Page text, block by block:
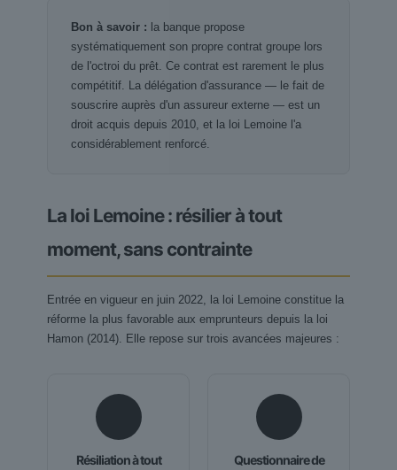
Bon à savoir : la banque propose
systématiquement son propre contrat groupe lors
de l'octroi du prêt. Ce contrat est rarement le plus
compétitif. La délégation d'assurance — le fait de
souscrire auprès d'un assureur externe — est un
droit acquis depuis 2010, et la loi Lemoine l'a
considérablement renforcé.
La loi Lemoine : résilier à tout
moment, sans contrainte
Entrée en vigueur en juin 2022, la loi Lemoine constitue la
réforme la plus favorable aux emprunteurs depuis la loi
Hamon (2014). Elle repose sur trois avancées majeures :
Résiliation à tout
Questionnaire de